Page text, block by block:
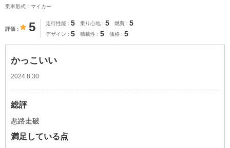
乗車形式：マイカー
評価 5 走行性能 5 乗り心地 5 燃費 5
デザイン 5 積載性 5 価格 5
かっこいい
2024.8.30
総評
悪路走破
満足している点